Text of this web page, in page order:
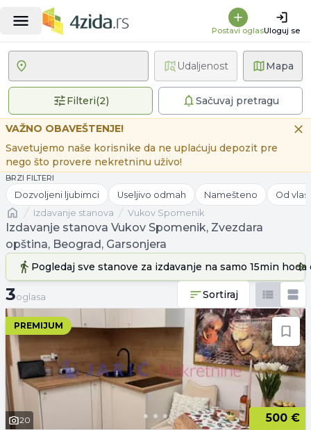
Postavi oglasUloguj se
Mapa
Filteri(2)2 primenjena filteraSačuvaj pretragu
Udaljenost
VAŽNO OBAVEŠTENJE!
Savetujemo naše korisnike da ne uplaćuju depozit pre
nego što provere nekretninu uživo!
BRZI FILTERI
Dozvoljeni ljubimci Useljivo odmah Namešteno Od
Naslovnaizdavanje stanova Vukov Spomenik
Izdavanje stanova Vukov Spomenik, Zvezdara
opština, Beograd, Garsonjera
Pogledaj sve stanove za izdavanje na samo 15min hoda
3 oglasa
3oglasa Sortiraj
PREMIJUM
20 500 €